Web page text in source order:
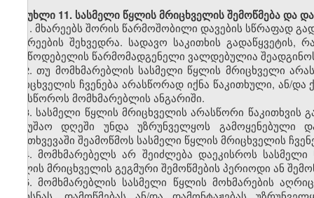
მუხლი 11. სასმელი წყლის მრიცხველის შემოწმება და
1. მხარეებს შორის წარმოშობილი დავების სწრაფად
მხარეების შეხვედრა. სადავო საკითხის გადაწყვეტის,
მიმწოდებელის წარმომადგენელი ვალდებულია
2. თუ მომხმარებლის სასმელი წყლის მრიცხველი
მრიცხველის ჩვენება არასწორად იქნა წაკითხული,
ჩაასწოროს მომხმარებლის ანგარიში.
3. სასმელი წყლის მრიცხველის არასწორი წაკითხვის
სამუშაო დღეში უნდა უზრუნველყოს გამოყენებული
შემთხვევაში შეამოწმოს სასმელი წყლის მრიცხველის
4. მომხმარებელს არ შეიძლება დაეკისროს
წყლის მრიცხველის გეგმური შემოწმების პერიოდი ან
5. მომხმარებლის სასმელი წყლის მოხმარების